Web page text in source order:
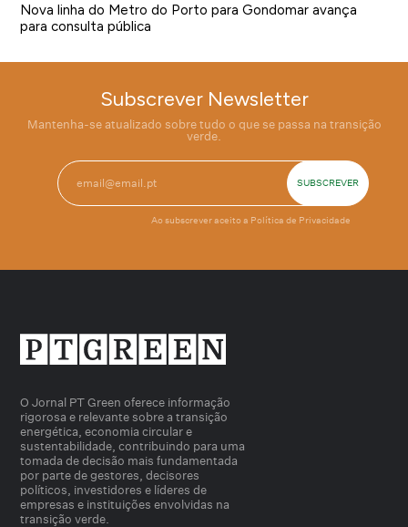
Nova linha do Metro do Porto para Gondomar avança
para consulta pública
Subscrever Newsletter
Mantenha-se atualizado sobre tudo o que se passa na transição
verde.
Ao subscrever aceito a Política de Privacidade
O Jornal PT Green oferece informação
rigorosa e relevante sobre a transição
energética, economia circular e
sustentabilidade, contribuindo para uma
tomada de decisão mais fundamentada
por parte de gestores, decisores
políticos, investidores e líderes de
empresas e instituições envolvidas na
transição verde.